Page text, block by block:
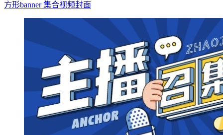
方形banner集合视频封面